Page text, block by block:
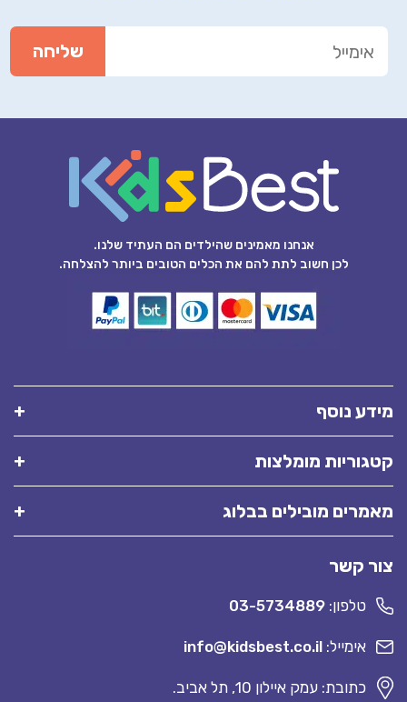
אנחנו מאמינים שהילדים הם העתיד שלנו.
לכן חשוב לתת להם את הכלים הטובים ביותר להצלחה.
מידע נוסף
קטגוריות מומלצות
מאמרים מובילים בבלוג
צור קשר
טלפון: 03-5734889
אימייל: info@kidsbest.co.il
כתובת: עמק איילון 10, תל אביב.